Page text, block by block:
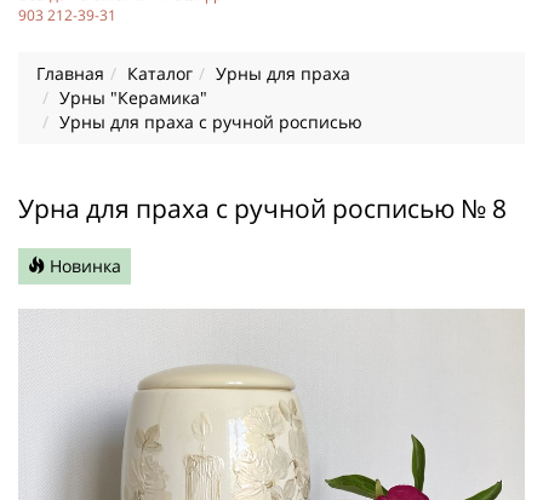
903 212-39-31
Главная Каталог
Урны для праха
Урны "Керамика"
Урны для праха с ручной росписью
Урна для праха с ручной росписью № 8
Новинка